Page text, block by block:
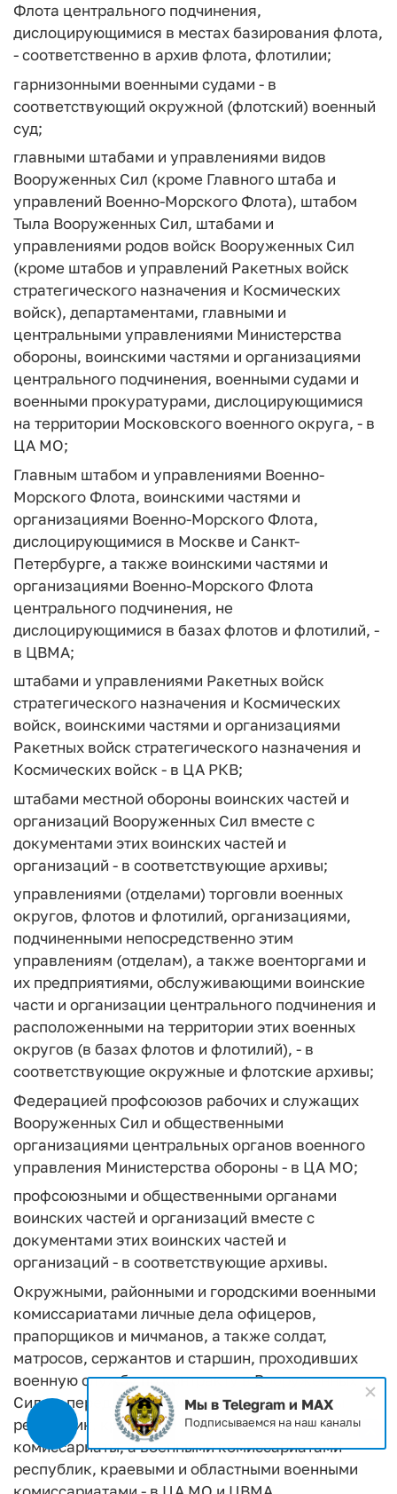
Флота центрального подчинения,
дислоцирующимися в местах базирования флота,
- соответственно в архив флота, флотилии;
гарнизонными военными судами - в
соответствующий окружной (флотский) военный
суд;
главными штабами и управлениями видов
Вооруженных Сил (кроме Главного штаба и
управлений Военно-Морского Флота), штабом
Тыла Вооруженных Сил, штабами и
управлениями родов войск Вооруженных Сил
(кроме штабов и управлений Ракетных войск
стратегического назначения и Космических
войск), департаментами, главными и
центральными управлениями Министерства
обороны, воинскими частями и организациями
центрального подчинения, военными судами и
военными прокуратурами, дислоцирующимися
на территории Московского военного округа, - в
ЦА МО;
Главным штабом и управлениями Военно-
Морского Флота, воинскими частями и
организациями Военно-Морского Флота,
дислоцирующимися в Москве и Санкт-
Петербурге, а также воинскими частями и
организациями Военно-Морского Флота
центрального подчинения, не
дислоцирующимися в базах флотов и флотилий, -
в ЦВМА;
штабами и управлениями Ракетных войск
стратегического назначения и Космических
войск, воинскими частями и организациями
Ракетных войск стратегического назначения и
Космических войск - в ЦА РКВ;
штабами местной обороны воинских частей и
организаций Вооруженных Сил вместе с
документами этих воинских частей и
организаций - в соответствующие архивы;
управлениями (отделами) торговли военных
округов, флотов и флотилий, организациями,
подчиненными непосредственно этим
управлениям (отделам), а также военторгами и
их предприятиями, обслуживающими воинские
части и организации центрального подчинения и
расположенными на территории этих военных
округов (в базах флотов и флотилий), - в
соответствующие окружные и флотские архивы;
Федерацией профсоюзов рабочих и служащих
Вооруженных Сил и общественными
организациями центральных органов военного
управления Министерства обороны - в ЦА МО;
профсоюзными и общественными органами
воинских частей и организаций вместе с
документами этих воинских частей и
организаций - в соответствующие архивы.
Окружными, районными и городскими военными
комиссариатами личные дела офицеров,
прапорщиков и мичманов, а также солдат,
матросов, сержантов и старшин, проходивших
военную службу по контракту в Вооруженных
Силах, передаются в военные комиссариаты
республик, краевые и областные военные
комиссариаты, а военными комиссариатами
республик, краевыми и областными военными
Мы в Telegram и MAX
Подписываемся на наш каналы